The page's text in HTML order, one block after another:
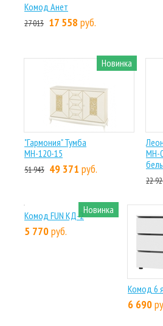
Комод Анет
27 013 17 558 руб.
Новинка
"Гармония" Тумба
МН-120-15
51 943 49 371 руб.
МН-
22
Новинка
6